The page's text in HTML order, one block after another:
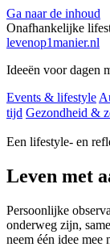
Ga naar de inhoud
Onafhankelijke
levenop1manier.nl
Ideeën voor dagen
Events & lifestyle
tijd Gezondheid &
Een lifestyle- en
Leven met
Persoonlijke
onderweg zijn,
neem één idee mee